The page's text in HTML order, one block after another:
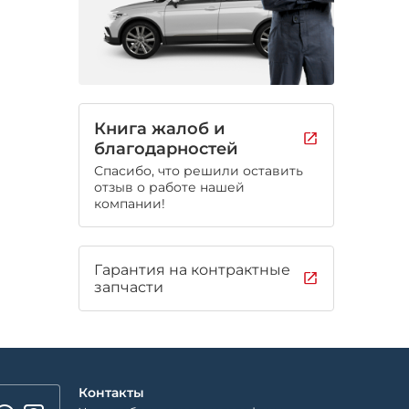
Книга жалоб и
благодарностей
Спасибо, что решили оставить
отзыв о работе нашей
компании!
Гарантия на контрактные
запчасти
Контакты